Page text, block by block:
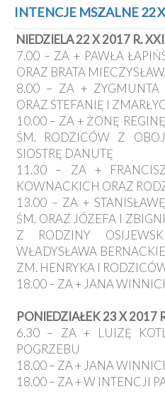
Kancelaria
Galeria
Nowy
Staw
Kapituła
Kolegiacka
Polecane
strony
Ochrona
Małoletnich
INTENCJE MSZALNE 22
NIEDZIELA 22 X 2017 R.
7.00 – ZA + PAWŁA
ORAZ BRATA
8.00 – ZA + ZYGMUNTA
ORAZ STEFANIĘ I
10.00 – ZA + ŻONĘ
ŚM. RODZICÓW Z
SIOSTRĘ DANUTĘ
11.30 – ZA +
KOWNACKICH ORAZ
13.00 – ZA +
ŚM. ORAZ JÓZEFA I
Z RODZINY
WŁADYSŁAWA
ZM. HENRYKA I
18.00 – ZA + JANA
PONIEDZIAŁEK 23 X 2017
6.30 – ZA + LUIZĘ
POGRZEBU
18.00 – ZA + JANA
18.00 – ZA + W INTENCJI